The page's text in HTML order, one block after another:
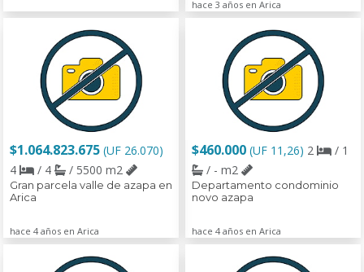
hace 3 años en Arica
$1.064.823.675 (UF 26.070)
4
/ 4 / 5500 m2
Gran parcela valle de azapa en
Arica
hace 4 años en Arica
$460.000 (UF 11,26) 2
/ 1
/ - m2
Departamento condominio
novo azapa
hace 4 años en Arica